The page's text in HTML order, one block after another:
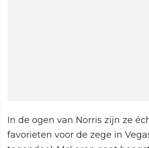
In de ogen van Norris zijn ze
favorieten voor de zege in